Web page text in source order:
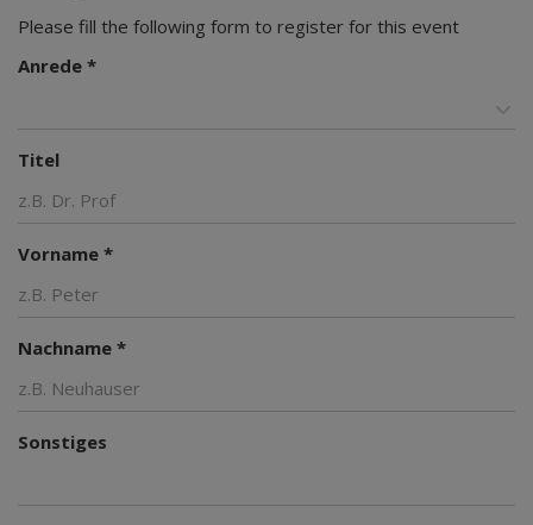
Please fill the following form to register for this event
Anrede *
Titel
Vorname *
Nachname *
Sonstiges